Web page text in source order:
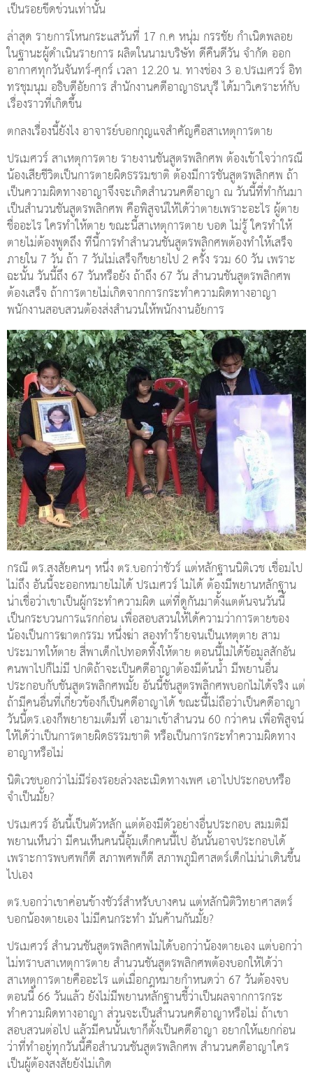
เป็นรอยขีดข่วนเท่านั้น
ล่าสุด รายการโหนกระแสวันที่ 17 ก.ค หนุ่ม กรรชัย กำเนิดพลอย
ในฐานะผู้ดำเนินรายการ ผลิตในนามบริษัท ดีคืนดีวัน จำกัด ออก
อากาศทุกวันจันทร์-ศุกร์ เวลา 12.20 น. ทางช่อง 3 อ.ปรเมศวร์ อิท
ทรชุมนุม อธิบดีอัยการ สำนักงานคดีอาญาธนบุรี ได้มาวิเคราะห์กับ
เรื่องราวที่เกิดขึ้น
ตกลงเรื่องนี้ยังไง อาจารย์บอกกุญแจสำคัญคือสาเหตุการตาย
ปรเมศวร์ สาเหตุการตาย รายงานชันสูตรพลิกศพ ต้องเข้าใจว่ากรณี
น้องเสียชีวิตเป็นการตายผิดธรรมชาติ ต้องมีการชันสูตรพลิกศพ ถ้า
เป็นความผิดทางอาญาจึงจะเกิดสำนวนคดีอาญา ณ วันนี้ที่ทำกันมา
เป็นสำนวนชันสูตรพลิกศพ คือพิสูจน์ให้ได้ว่าตายเพราะอะไร ผู้ตาย
ชื่ออะไร ใครทำให้ตาย ขณะนี้สาเหตุการตาย บอด ไม่รู้ ใครทำให้
ตายไม่ต้องพูดถึง ทีนี้การทำสำนวนชันสูตรพลิกศพต้องทำให้เสร็จ
ภายใน 7 วัน ถ้า 7 วันไม่เสร็จก็ขยายไป 2 ครั้ง รวม 60 วัน เพราะ
ฉะนั้น วันนี้ถึง 67 วันหรือยัง ถ้าถึง 67 วัน สำนวนชันสูตรพลิกศพ
ต้องเสร็จ ถ้าการตายไม่เกิดจากการกระทำความผิดทางอาญา
พนักงานสอบสวนต้องส่งสำนวนให้พนักงานอัยการ
กรณี ตร.สงสัยคนๆ หนึ่ง ตร.บอกว่าชัวร์ แต่หลักฐานนิติเวช เชื่อมไป
ไม่ถึง อันนี้จะออกหมายไม่ได้ ปรเมศวร์ ไม่ได้ ต้องมีพยานหลักฐาน
น่าเชื่อว่าเขาเป็นผู้กระทำความผิด แต่ที่ดูกันมาตั้งแตต้นจนวันนี้
เป็นกระบวนการแรกก่อน เพื่อสอบสวนให้ได้ความว่าการตายของ
น้องเป็นการฆาตกรรม หนึ่งฆ่า สองทำร้ายจนเป็นเหตุตาย สาม
ประมาทให้ตาย สี่พาเด็กไปทอดทิ้งให้ตาย ตอนนี้ไม่ได้ข้อมูลสักอัน
คนพาไปก็ไม่มี ปกติถ้าจะเป็นคดีอาญาต้องมีต้นน้ำ มีพยานอื่น
ประกอบกับชันสูตรพลิกศพมั้ย อันนี้ชันสูตรพลิกศพบอกไม่ได้จริง แต่
ถ้ามีคนอื่นที่เกี่ยวข้องก็เป็นคดีอาญาได้ ขณะนี้ไม่ถือว่าเป็นคดีอาญา
วันนี้ตร.เองก็พยายามเต็มที่ เอามาเข้าสำนวน 60 กว่าคน เพื่อพิสูจน์
ให้ได้ว่าเป็นการตายผิดธรรมชาติ หรือเป็นการกระทำความผิดทาง
อาญาหรือไม่
นิติเวชบอกว่าไม่มีร่องรอยล่วงละเมิดทางเพศ เอาไปประกอบหรือ
จำเป็นมั้ย?
ปรเมศวร์ อันนี้เป็นตัวหลัก แต่ต้องมีตัวอย่างอื่นประกอบ สมมติมี
พยานเห็นว่า มีคนเห็นคนนี้อุ้มเด็กคนนี้ไป อันนั้นอาจประกอบได้
เพราะการพบศพก็ดี สภาพศพก็ดี สภาพภูมิศาสตร์เด็กไม่น่าเดินขึ้น
ไปเอง
ตร.บอกว่าเขาค่อนข้างชัวร์สำหรับบางคน แต่หลักนิติวิทยาศาสตร์
บอกน้องตายเอง ไม่มีคนกระทำ มันค้านกันมั้ย?
ปรเมศวร์ สำนวนชันสูตรพลิกศพไม่ได้บอกว่าน้องตายเอง แต่บอกว่า
ไม่ทราบสาเหตุการตาย สำนวนชันสูตรพลิกศพต้องบอกให้ได้ว่า
สาเหตุการตายคืออะไร แต่เมื่อกฎหมายกำหนดว่า 67 วันต้องจบ
ตอนนี้ 66 วันแล้ว ยังไม่มีพยานหลักฐานชี้ว่าเป็นผลจากการกระ
ทำความผิดทางอาญา ส่วนจะเป็นสำนวนคดีอาญาหรือไม่ ถ้าเขา
สอบสวนต่อไป แล้วมีคนนั้นเขาก็ตั้งเป็นคดีอาญา อยากให้แยกก่อน
ว่าที่ทำอยู่ทุกวันนี้คือสำนวนชันสูตรพลิกศพ สำนวนคดีอาญาใคร
เป็นผู้ต้องสงสัยยังไม่เกิด